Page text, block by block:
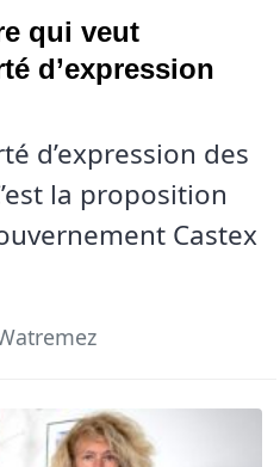
qui veut
d’expression
d’expression des
la proposition
Castex